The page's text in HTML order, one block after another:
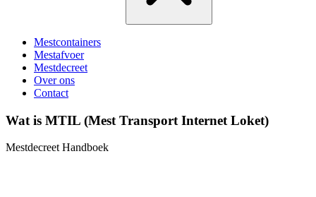
Mestcontainers
Mestafvoer
Mestdecreet
Over ons
Contact
Wat is MTIL (Mest Transport Internet Loket)
Mestdecreet Handboek